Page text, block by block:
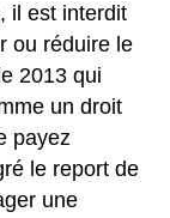
il est interdit
ou réduire le
2013 qui
un droit
payez
le report de
une